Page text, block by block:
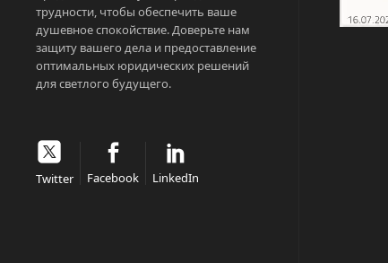
трудности, чтобы обеспечить ваше
душевное спокойствие. Доверьте нам
защиту вашего дела и предоставление
оптимальных юридических решений
для светлого будущего.
Twitter Facebook LinkedIn